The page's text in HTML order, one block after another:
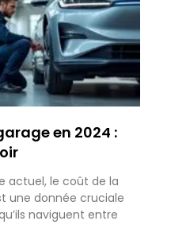
en 2024 :
actuel, le coût de la
une donnée cruciale
naviguent entre